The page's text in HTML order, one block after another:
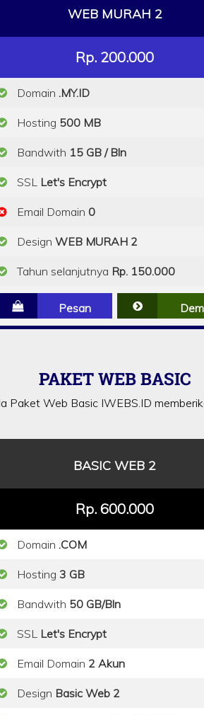
WEB MURAH 2
Rp. 200.000
Domain .MY.ID
Hosting 500 MB
Bandwith 15 GB / Bln
SSL Let's Encrypt
Email Domain 0
DesignWEB MURAH 2
Tahun selanjutnya Rp. 150.000
Pesan
PAKET WEB BASIC
Paket Web Basic IWEBS.ID
BASIC WEB 2
Rp. 600.000
Domain .COM
Hosting 3 GB
Bandwith 50 GB/Bln
SSL Let's Encrypt
Email Domain 2 Akun
Design Basic Web 2